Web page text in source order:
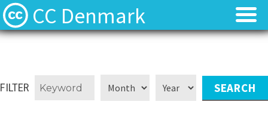
CC Denmark
Hvad er Creative Commons?
Hvad er Creative Commons?
FILTER